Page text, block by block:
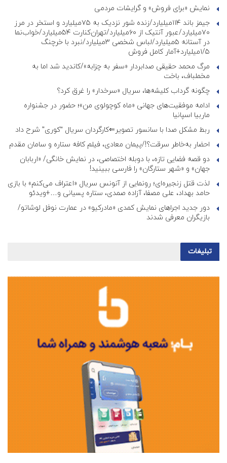
نمایش «برای فروش» و گرایشات مردمی
جیمز باند ۱۱۴میلیارد/زنده شور نزدیک به ۷۵میلیارد و استخر در مرز
۷۰میلیارد/عبور آنتیک از ۶۰میلیارد/تهران‌کنارت ۵۴میلیارد/خواب‌نما
در آستانه ۵میلیارد/لباس شخصی ۳میلیارد/نبرد با خرچنگ
۱/۵میلیارد+آمار کامل فروش
مرگ محمد حقیقی صدابردار «سفر به چزابه»/کاندید شد اما به
مخملباف، باخت
چگونه گرداب کلیشه‌ها، سریال «سرخدار» را غرق کرد؟
ادامه موفقیت‌های جهانی «ماه کوچولوی من»؛ حضور در جشنواره
ماربیا اسپانیا
ربط مشکل صدا با سانسور تصویر⇐کارگردان سریال “کوری” شرح داد
احضار به‌خاطر سرقت؟!/پیمان معادی، فیلم کافه ستاره و سامان مقدم
دو قصه فضایی تازه، با دوبله اختصاصی، در نمایش خانگی/ «اربابان
جهان» و «شهر ستارگان» را فارسی ببینید!
لذت قتل زنجیره‌ای؛ رونمایی از آنونس سریال «اعتراف می‌کنم» با بازی
حامد بهداد، علی مصفا، آزاده صمدی، ستاره پسیانی و…+ویدئو
دور جدید اجراهای نمایش کمدی «مادرکیو» در عمارت نوفل لوشاتو/
بازیگران معرفی شدند
تبلیغات